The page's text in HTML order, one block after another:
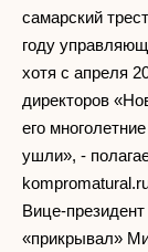
самарский
году
хотя с апреля
директоров
его
ушли», -
Вице-
«прикрывал»